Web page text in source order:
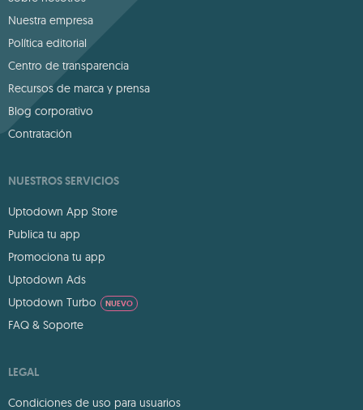
Nuestra empresa
Política editorial
Centro de transparencia
Recursos de marca y prensa
Blog corporativo
Contratación
NUESTROS SERVICIOS
Uptodown App Store
Publica tu app
Promociona tu app
Uptodown Ads
Uptodown Turbo
NUEVO
FAQ & Soporte
LEGAL
Condiciones de uso para usuarios